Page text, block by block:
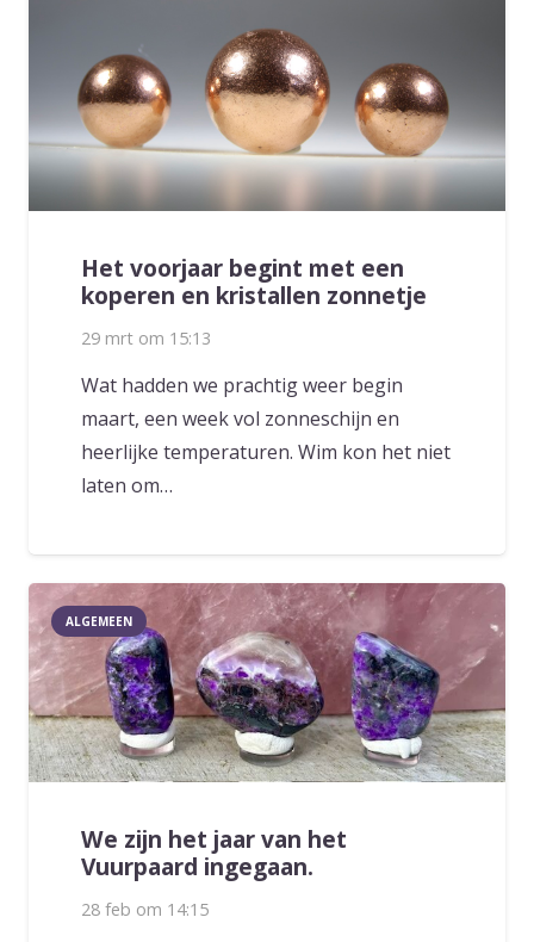
Het voorjaar begint met een
koperen en kristallen zonnetje
29 mrt om 15:13
Wat hadden we prachtig weer begin
maart, een week vol zonneschijn en
heerlijke temperaturen. Wim kon het niet
laten om…
ALGEMEEN
We zijn het jaar van het
Vuurpaard ingegaan.
28 feb om 14:15